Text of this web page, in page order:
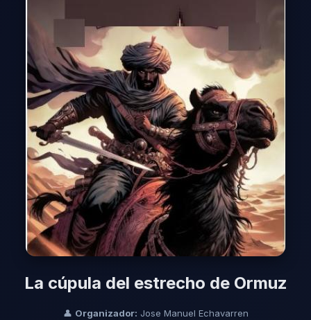
La cúpula del estrecho de Ormuz
👤 Organizador: Jose Manuel Echavarren